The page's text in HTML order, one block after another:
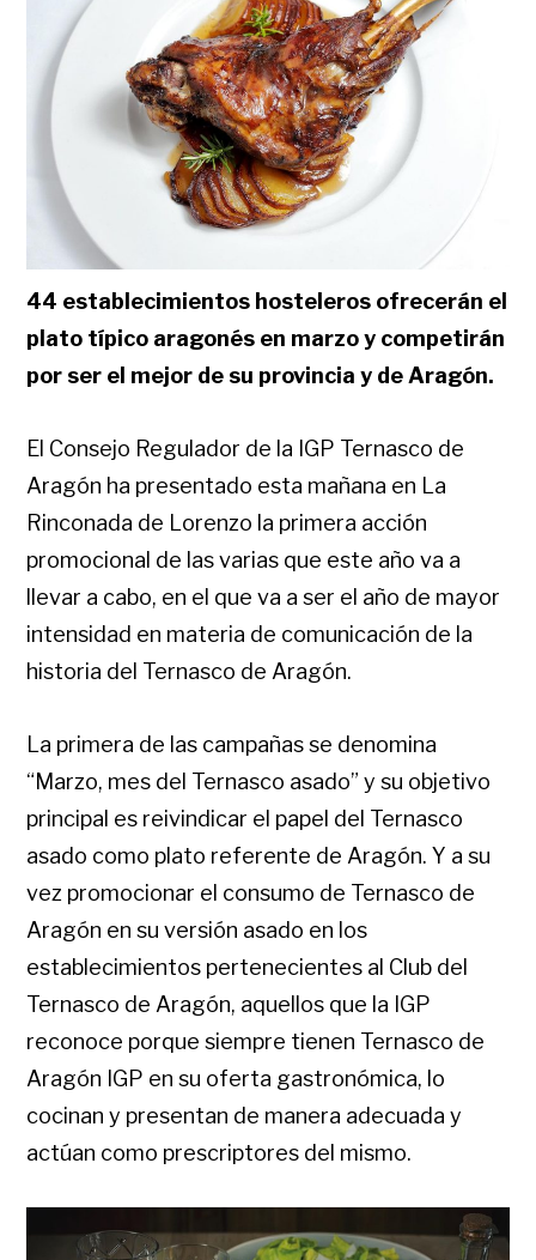
44 establecimientos hosteleros ofrecerán el
plato típico aragonés en marzo y competirán
por ser el mejor de su provincia y de Aragón.
El Consejo Regulador de la IGP Ternasco de
Aragón ha presentado esta mañana en La
Rinconada de Lorenzo la primera acción
promocional de las varias que este año va a
llevar a cabo, en el que va a ser el año de mayor
intensidad en materia de comunicación de la
historia del Ternasco de Aragón.
La primera de las campañas se denomina
“Marzo, mes del Ternasco asado” y su objetivo
principal es reivindicar el papel del Ternasco
asado como plato referente de Aragón. Y a su
vez promocionar el consumo de Ternasco de
Aragón en su versión asado en los
establecimientos pertenecientes al Club del
Ternasco de Aragón, aquellos que la IGP
reconoce porque siempre tienen Ternasco de
Aragón IGP en su oferta gastronómica, lo
cocinan y presentan de manera adecuada y
actúan como prescriptores del mismo.